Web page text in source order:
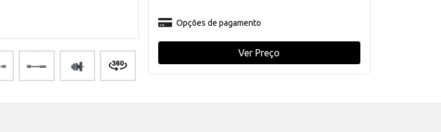
Opções de pagamento
Ver Preço